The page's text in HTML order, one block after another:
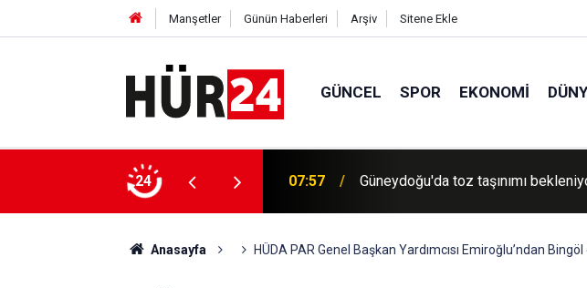
Manşetler Günün Haberleri Arşiv Sitene Ekle
GÜNCEL SPOR EKONOMI
24
3 Filistinliyi şehit etti, Mescid-i Aksa'ya
07:57 Güneydoğu'da toz taşınımı
Anasayfa HÜDA PAR Genel Başkan Yardımcısı Emiroğlu’ndan